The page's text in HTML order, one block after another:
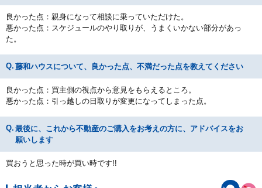
良かった点：親身になって相談に乗っていただけた。
悪かった点：スケジュールのやり取りが、うまくいかない部分があっ
た。
藤和ハウスについて、良かった点、不満だった点を教えてください
良かった点：買主側の視点から意見をもらえるところ。
悪かった点：引っ越しの日取りが変更になってしまった点。
最後に、これから不動産のご購入をお考えの方に、アドバイスをお
願いします
買おうと思った時が買い時です!!